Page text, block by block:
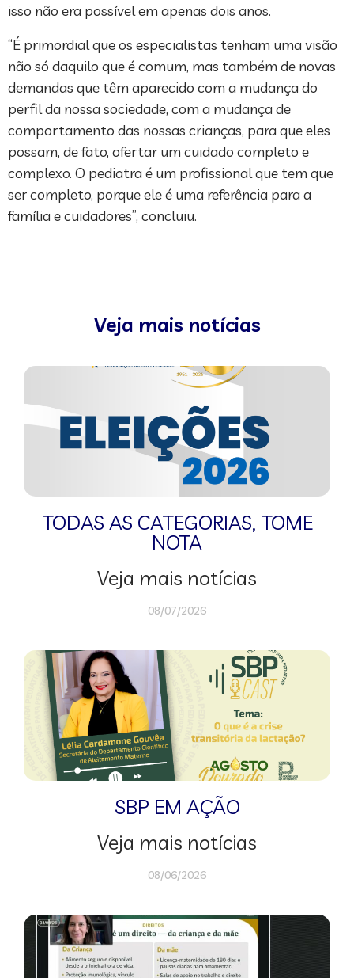
isso não era possível em apenas dois anos.
“É primordial que os especialistas tenham uma visão
não só daquilo que é comum, mas também de novas
demandas que têm aparecido com a mudança do
perfil da nossa sociedade, com a mudança de
comportamento das nossas crianças, para que eles
possam, de fato, ofertar um cuidado completo e
complexo. O pediatra é um profissional que tem que
ser completo, porque ele é uma referência para a
família e cuidadores”, concluiu.
Veja mais notícias
TODAS AS CATEGORIAS, TOME
NOTA
Veja mais notícias
08/07/2026
SBP EM AÇÃO
Veja mais notícias
08/06/2026